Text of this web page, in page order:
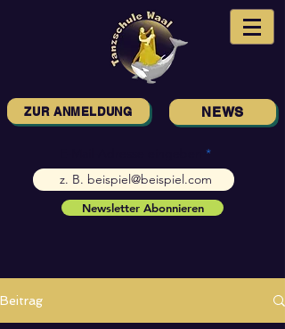
ZUR ANMELDUNG NEWS
Newsletter Abonnieren
Beitrag